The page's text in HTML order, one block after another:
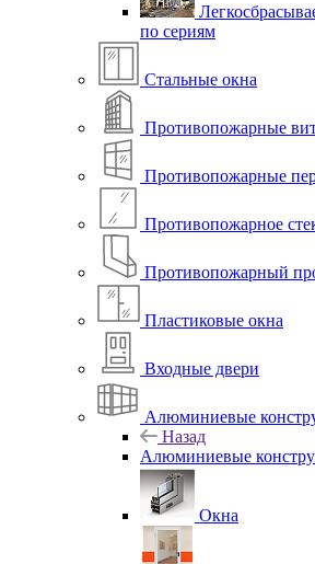
по сериям
Стальные окна
Противопожарные
Противопожарные
Противопожарное
Противопожарный
Пластиковые окна
Входные двери
Алюминиевые
Назад
Алюминиевые
Окна